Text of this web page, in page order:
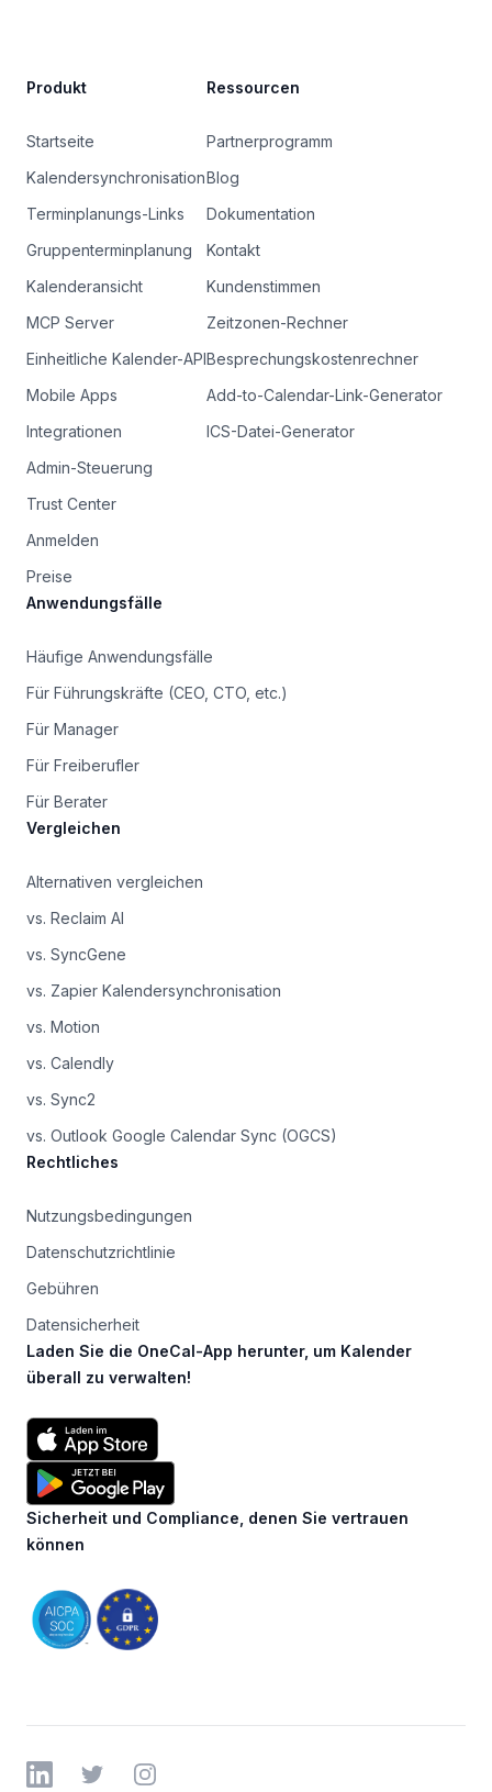
Produkt
Startseite
Kalendersynchronisation
Terminplanungs-Links
Gruppenterminplanung
Kalenderansicht
MCP Server
Einheitliche Kalender-API
Mobile Apps
Integrationen
Admin-Steuerung
Trust Center
Anmelden
Preise
Ressourcen
Partnerprogramm
Blog
Dokumentation
Kontakt
Kundenstimmen
Zeitzonen-Rechner
Besprechungskostenrechner
Add-to-Calendar-Link-Generator
ICS-Datei-Generator
Anwendungsfälle
Häufige Anwendungsfälle
Für Führungskräfte (CEO, CTO, etc.)
Für Manager
Für Freiberufler
Für Berater
Vergleichen
Alternativen vergleichen
vs. Reclaim AI
vs. SyncGene
vs. Zapier Kalendersynchronisation
vs. Motion
vs. Calendly
vs. Sync2
vs. Outlook Google Calendar Sync (OGCS)
Rechtliches
Nutzungsbedingungen
Datenschutzrichtlinie
Gebühren
Datensicherheit
Laden Sie die OneCal-App herunter, um Kalender
überall zu verwalten!
Sicherheit und Compliance, denen Sie vertrauen
können
LinkedInTwitter Instagram